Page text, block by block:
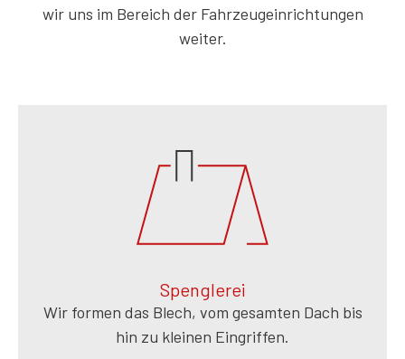
wir uns im Bereich der Fahrzeugeinrichtungen
weiter.
Spenglerei
Wir formen das Blech, vom gesamten Dach bis
hin zu kleinen Eingriffen.